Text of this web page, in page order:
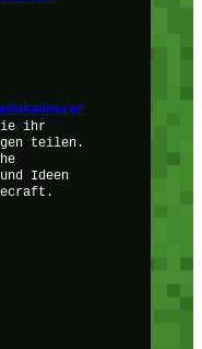
ihr
teilen.
Ideen